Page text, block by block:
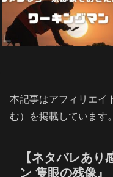
本記事はアフィリエイ
む）を掲載しています。
【ネタバレあ
ン 隻眼の残像